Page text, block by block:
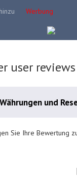
Werbung
user reviews
Währungen und
Sie Ihre Bewertung